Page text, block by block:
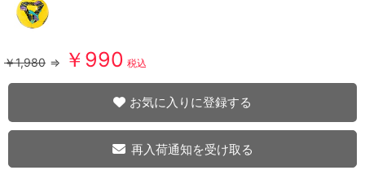
￥1,980 ⇒ ￥990 税込
お気に入りに登録する
再入荷通知を受け取る